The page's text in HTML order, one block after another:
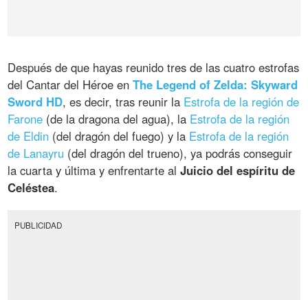
Después de que hayas reunido tres de las cuatro estrofas
del Cantar del Héroe enThe Legend of Zelda: Skyward
Sword HD, es decir, tras reunir la Estrofa de la región de
Farone (de la dragona del agua), la Estrofa de la región
de Eldin (del dragón del fuego) y la Estrofa de la región
de Lanayru (del dragón del trueno), ya podrás conseguir
la cuarta y última y enfrentarte alJuicio del espíritu de
Celéstea.
PUBLICIDAD